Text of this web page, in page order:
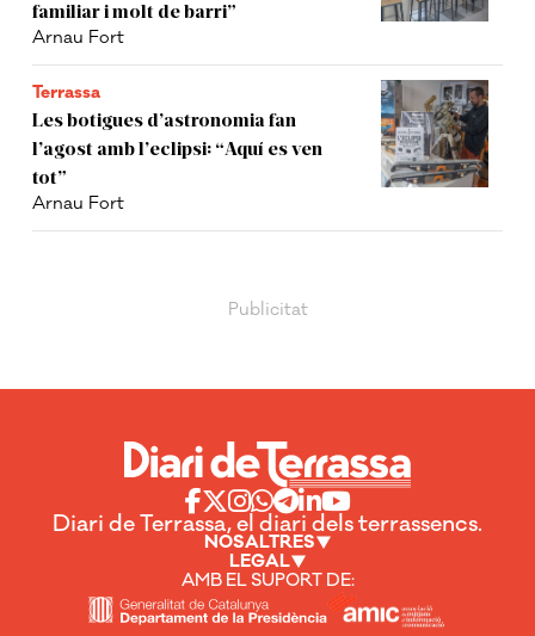
familiar i molt de barri”
Arnau Fort
Terrassa
Les botigues d’astronomia fan
l’agost amb l’eclipsi: “Aquí es ven
tot”
Arnau Fort
Diari de Terrassa, el diari dels terrassencs.
NOSALTRES
LEGAL
AMB EL SUPORT DE: